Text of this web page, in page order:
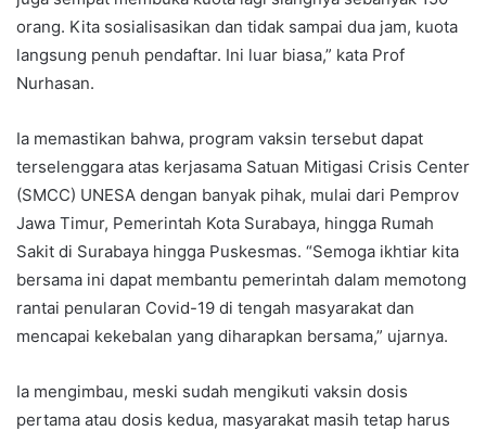
orang. Kita sosialisasikan dan tidak sampai dua jam, kuota
langsung penuh pendaftar. Ini luar biasa,” kata Prof
Nurhasan.
Ia memastikan bahwa, program vaksin tersebut dapat
terselenggara atas kerjasama Satuan Mitigasi Crisis Center
(SMCC) UNESA dengan banyak pihak, mulai dari Pemprov
Jawa Timur, Pemerintah Kota Surabaya, hingga Rumah
Sakit di Surabaya hingga Puskesmas. “Semoga ikhtiar kita
bersama ini dapat membantu pemerintah dalam memotong
rantai penularan Covid-19 di tengah masyarakat dan
mencapai kekebalan yang diharapkan bersama,” ujarnya.
Ia mengimbau, meski sudah mengikuti vaksin dosis
pertama atau dosis kedua, masyarakat masih tetap harus